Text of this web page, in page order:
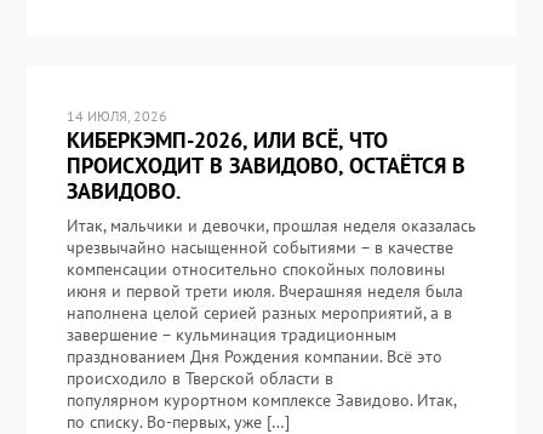
14 ИЮЛЯ, 2026
КИБЕРКЭМП-2026, ИЛИ ВСЁ, ЧТО
ПРОИСХОДИТ В ЗАВИДОВО, ОСТАЁТСЯ В
ЗАВИДОВО.
Итак, мальчики и девочки, прошлая неделя оказалась
чрезвычайно насыщенной событиями – в качестве
компенсации относительно спокойных половины
июня и первой трети июля. Вчерашняя неделя была
наполнена целой серией разных мероприятий, а в
завершение – кульминация традиционным
празднованием Дня Рождения компании. Всё это
происходило в Тверской области в
популярном курортном комплексе Завидово. Итак,
по списку. Во-первых, уже […]